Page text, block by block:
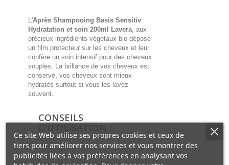
L'Après Shampooing Basis Sensitiv
Hydratation et soin 200ml Lavera, aux
précieux ingrédients végétaux bio dépose
un film protecteur sur les cheveux et leur
confère un soin intensif pour des cheveux
souples. La brillance de vos cheveux est
conservé, vos cheveux sont mieux
hydratés surtout si vous les lavez
souvent.
CONSEILS
Appliquer sur les cheveux mouillés et
Ce site Web utilise ses propres cookies et ceux de
tiers pour améliorer nos services et vous montrer des
publicités liées à vos préférences en analysant vos